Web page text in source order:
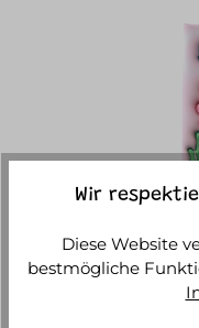
itotal - 3D-
Wir
Diese Website
bestmögliche